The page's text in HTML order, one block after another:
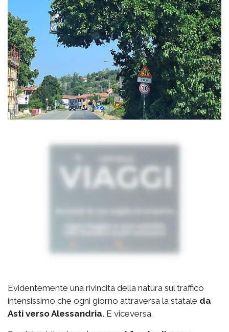
Evidentemente una rivincita della natura sul traffico
intensissimo che ogni giorno attraversa la statale da
Asti verso Alessandria. E viceversa.